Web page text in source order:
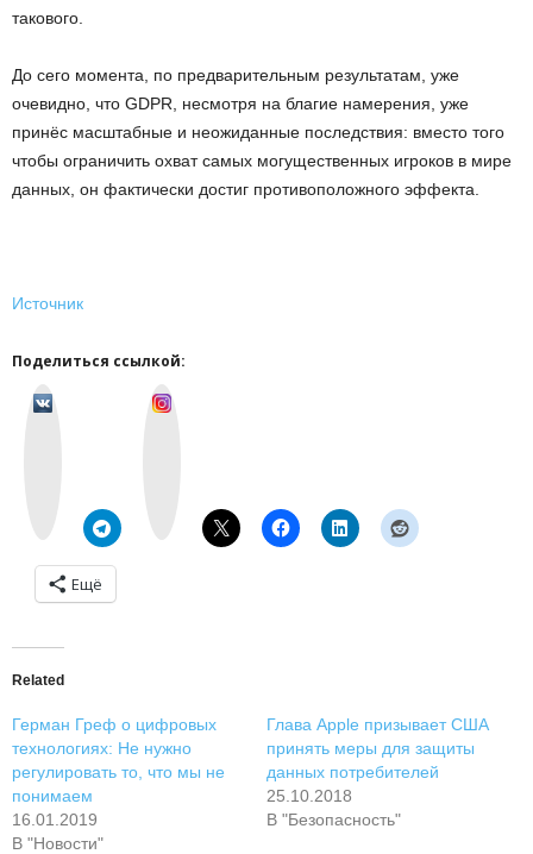
такового.
До сего момента, по предварительным результатам, уже
очевидно, что GDPR, несмотря на благие намерения, уже
принёс масштабные и неожиданные последствия: вместо того
чтобы ограничить охват самых могущественных игроков в мире
данных, он фактически достиг противоположного эффекта.
Источник
Поделиться ссылкой:
Ещё
Related
Герман Греф о цифровых
технологиях: Не нужно
регулировать то, что мы не
понимаем
16.01.2019
В "Новости"
Глава Apple призывает США
принять меры для защиты
данных потребителей
25.10.2018
В "Безопасность"